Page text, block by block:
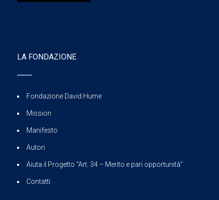
LA FONDAZIONE
Fondazione David Hume
Mission
Manifesto
Autori
Aiuta il Progetto “Art. 34 – Merito e pari opportunità”
Contatti